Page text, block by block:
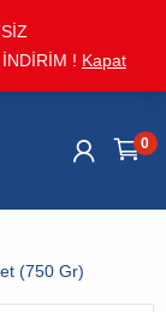
! Kapat
0
(750 Gr)